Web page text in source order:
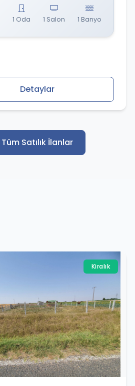
1 Oda 1 Salon 1 Banyo
Detaylar
Tüm Satılık İlanlar
Kiralık